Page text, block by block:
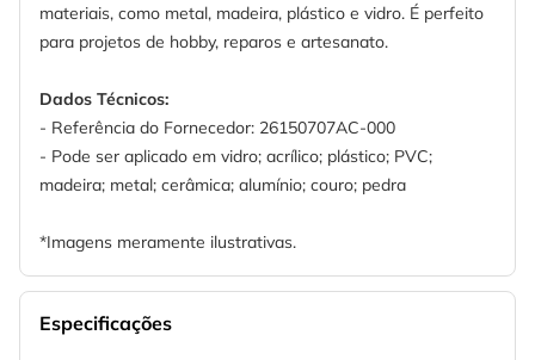
materiais, como metal, madeira, plástico e vidro. É perfeito
para projetos de hobby, reparos e artesanato.
Dados Técnicos:
- Referência do Fornecedor: 26150707AC-000
- Pode ser aplicado em vidro; acrílico; plástico; PVC;
madeira; metal; cerâmica; alumínio; couro; pedra
*Imagens meramente ilustrativas.
Especificações